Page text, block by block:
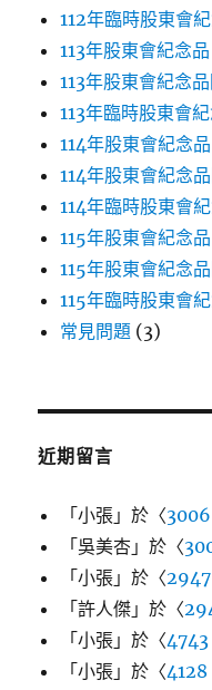
112年臨時股東會
113年股東會紀念品
113年股東會紀念
113年臨時股東會
114年股東會紀念品
114年股東會紀念
114年臨時股東會
115年股東會紀念品
115年股東會紀念
115年臨時股東會
常見問題 (3)
近期留言
「小張 」於〈
「吳美杏 」於〈
「小張 」於〈
「許人傑 」於〈
「小張 」於〈4743
「小張 」於〈4128